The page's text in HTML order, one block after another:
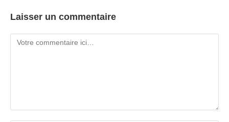
Laisser un commentaire